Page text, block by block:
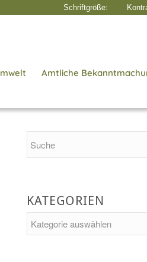
Amtliche
KATEGORIEN